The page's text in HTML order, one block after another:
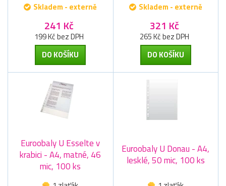
Skladem - externě
241 Kč
199 Kč bez DPH
DO KOŠÍKU
Skladem - externě
321 Kč
265 Kč bez DPH
DO KOŠÍKU
Euroobaly U Esselte v
krabici - A4, matné, 46
mic, 100 ks
Euroobaly U Donau - A4,
lesklé, 50 mic, 100 ks